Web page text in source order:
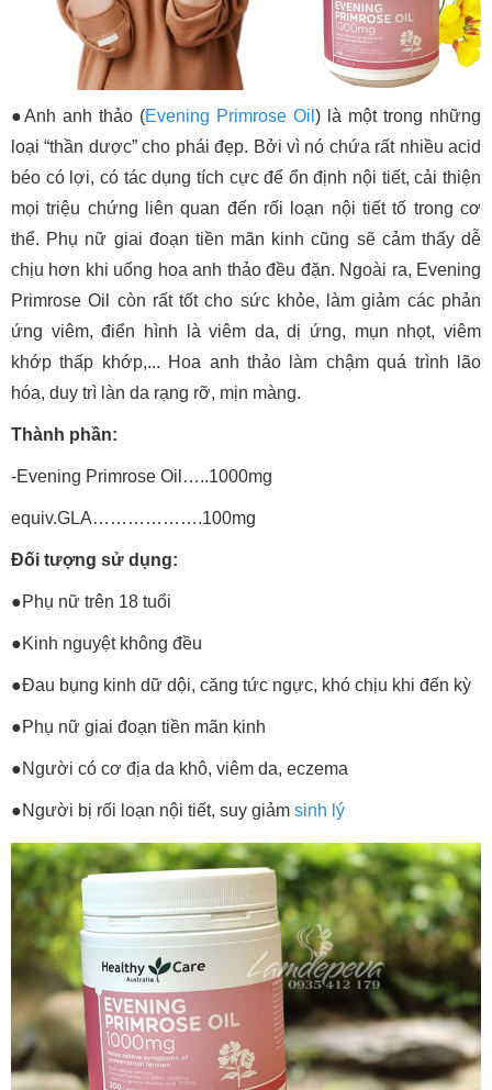
●Anh anh thảo (Evening Primrose Oil ) là một trong những
loại “thần dược” cho phái đẹp. Bởi vì nó chứa rất nhiều acid
béo có lợi, có tác dụng tích cực để ổn định nội tiết, cải thiện
mọi triệu chứng liên quan đến rối loạn nội tiết tố trong cơ
thể. Phụ nữ giai đoạn tiền mãn kinh cũng sẽ cảm thấy dễ
chịu hơn khi uống hoa anh thảo đều đặn. Ngoài ra, Evening
Primrose Oil còn rất tốt cho sức khỏe, làm giảm các phản
ứng viêm, điển hình là viêm da, dị ứng, mụn nhọt, viêm
khớp thấp khớp,... Hoa anh thảo làm chậm quá trình lão
hóa, duy trì làn da rạng rỡ, mịn màng.
Thành phần:
-Evening Primrose Oil…..1000mg
equiv.GLA……………….100mg
Đối tượng sử dụng:
●Phụ nữ trên 18 tuổi
●Kinh nguyệt không đều
●Đau bụng kinh dữ dội, căng tức ngực, khó chịu khi đến kỳ
●Phụ nữ giai đoạn tiền mãn kinh
●Người có cơ địa da khô, viêm da, eczema
●Người bị rối loạn nội tiết, suy giảm sinh lý